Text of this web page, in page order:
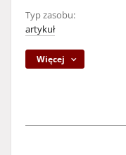
Typ zasobu:
artykuł
Więcej